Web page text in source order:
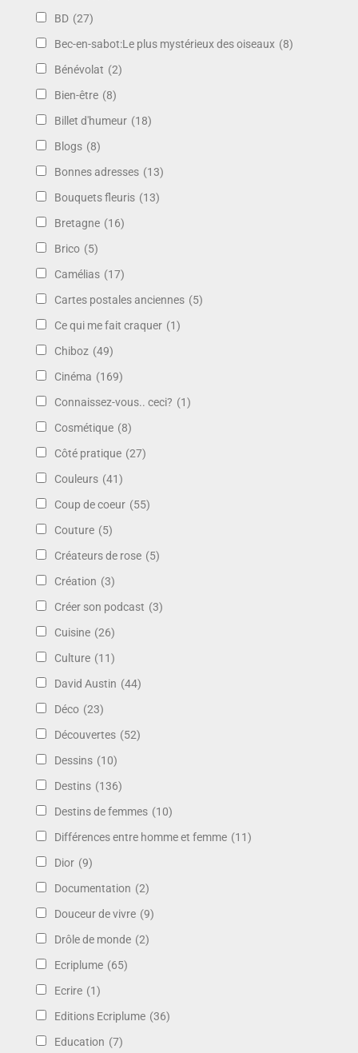
BD (27)
Bec-en-sabot:Le plus mystérieux des oiseaux (8)
Bénévolat (2)
Bien-être (8)
Billet d'humeur (18)
Blogs (8)
Bonnes adresses (13)
Bouquets fleuris (13)
Bretagne (16)
Brico (5)
Camélias (17)
Cartes postales anciennes (5)
Ce qui me fait craquer (1)
Chiboz (49)
Cinéma (169)
Connaissez-vous.. ceci? (1)
Cosmétique (8)
Côté pratique (27)
Couleurs (41)
Coup de coeur (55)
Couture (5)
Créateurs de rose (5)
Création (3)
Créer son podcast (3)
Cuisine (26)
Culture (11)
David Austin (44)
Déco (23)
Découvertes (52)
Dessins (10)
Destins (136)
Destins de femmes (10)
Différences entre homme et femme (11)
Dior (9)
Documentation (2)
Douceur de vivre (9)
Drôle de monde (2)
Ecriplume (65)
Ecrire (1)
Editions Ecriplume (36)
Education (7)